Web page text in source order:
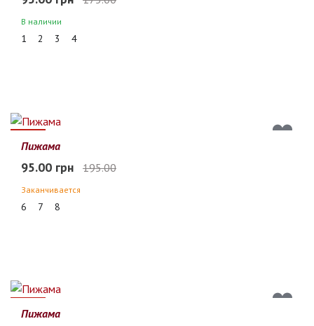
В наличии
1 2 3 4
51%
Пижама
95.00 грн 195.00
Заканчивается
6 7 8
51%
Пижама